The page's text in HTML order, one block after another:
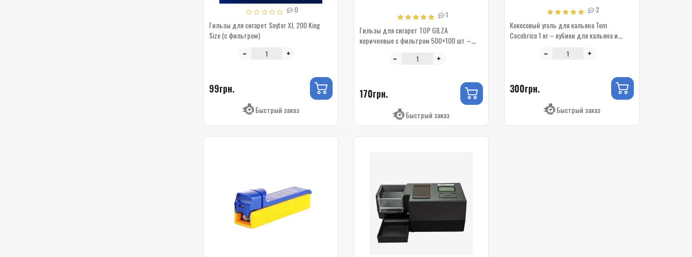
0
Гильзы для сигарет Snyter XL 200 King
Size (с фильтром)
99грн.
Быстрый заказ
1
Гильзы для сигарет TOP GILZA
коричневые с фильтром 500+100 шт –
170грн.
Быстрый заказ
2
Кокосовый уголь для кальяна Tom
Cocobrico 1 кг – кубики для кальяна и
300грн.
Быстрый заказ